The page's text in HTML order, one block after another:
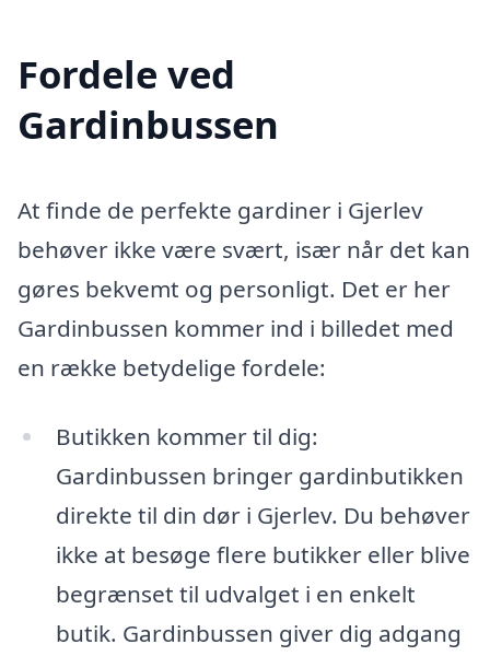
Fordele ved
Gardinbussen
At finde de perfekte gardiner i Gjerlev
behøver ikke være svært, især når det kan
gøres bekvemt og personligt. Det er her
Gardinbussen kommer ind i billedet med
en række betydelige fordele:
Butikken kommer til dig:
Gardinbussen bringer gardinbutikken
direkte til din dør i Gjerlev. Du behøver
ikke at besøge flere butikker eller blive
begrænset til udvalget i en enkelt
butik. Gardinbussen giver dig adgang